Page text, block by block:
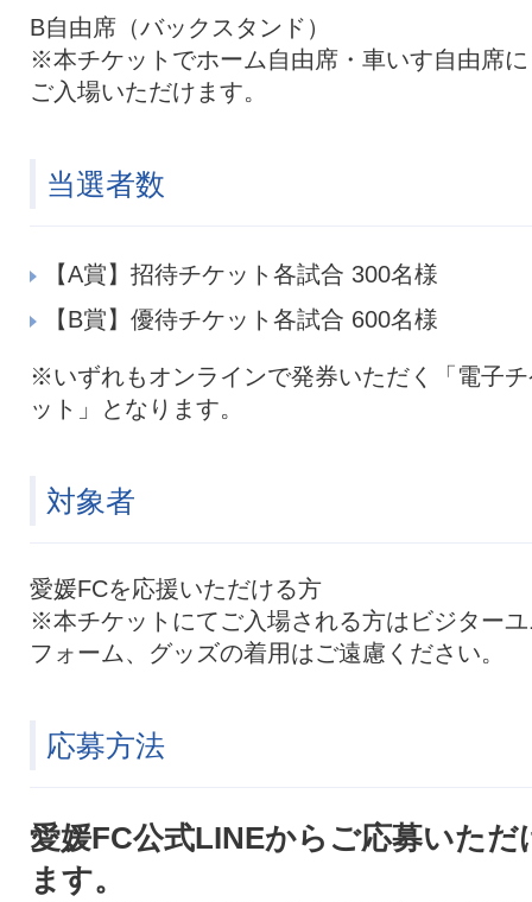
B自由席（バックスタンド）
※本チケットでホーム自由席・車いす自由席
ご入場いただけます。
当選者数
【A賞】招待チケット各試合 300名様
【B賞】優待チケット各試合 600名様
※いずれもオンラインで発券いただく「電子
ット」となります。
対象者
愛媛FCを応援いただける方
※本チケットにてご入場される方はビジター
フォーム、グッズの着用はご遠慮ください。
応募方法
愛媛FC公式LINEからご応募いただ
ます。